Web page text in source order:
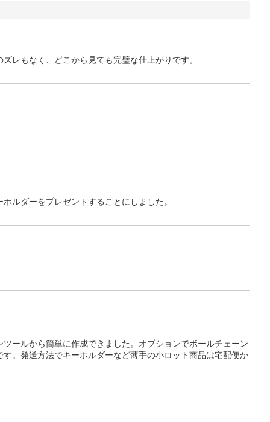
レもなく、どこから見ても完璧な仕上がりです。
ルダーをプレゼントすることにしました。
ールから簡単に作成できました。オプションでボールチェーン
。発送方法でキーホルダーなど薄手の小ロット商品は宅配便か